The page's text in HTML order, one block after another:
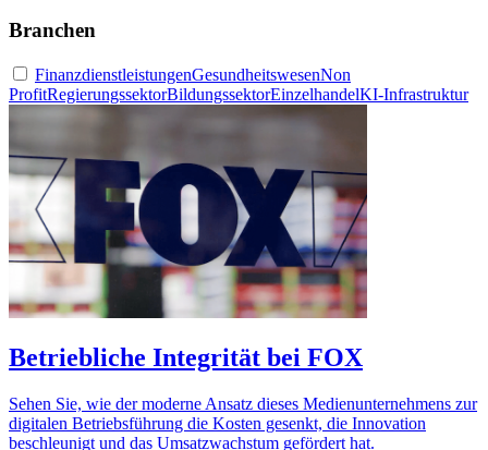
Branchen
FinanzdienstleistungenGesundheitswesenNon
ProfitRegierungssektorBildungssektorEinzelhandelKI-Infrastruktur
Betriebliche Integrität bei FOX
Sehen Sie, wie der moderne Ansatz dieses Medienunternehmens zur
digitalen Betriebsführung die Kosten gesenkt, die Innovation
beschleunigt und das Umsatzwachstum gefördert hat.